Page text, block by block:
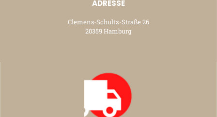
ADRESSE
Clemens-Schultz-Straße 26
20359 Hamburg